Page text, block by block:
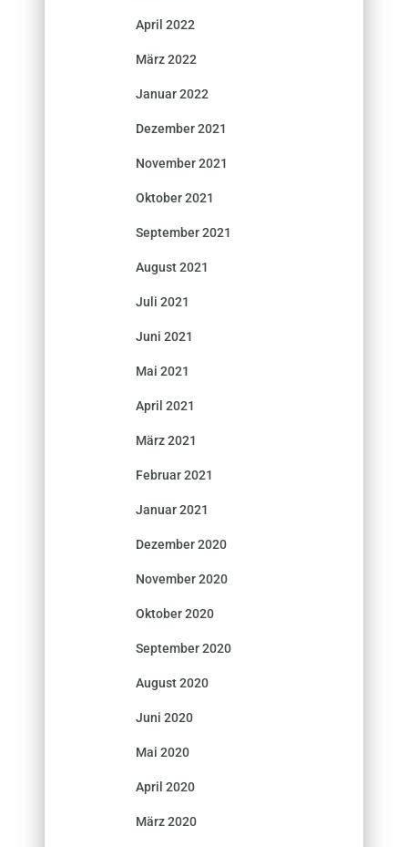
April 2022
März 2022
Januar 2022
Dezember 2021
November 2021
Oktober 2021
September 2021
August 2021
Juli 2021
Juni 2021
Mai 2021
April 2021
März 2021
Februar 2021
Januar 2021
Dezember 2020
November 2020
Oktober 2020
September 2020
August 2020
Juni 2020
Mai 2020
April 2020
März 2020